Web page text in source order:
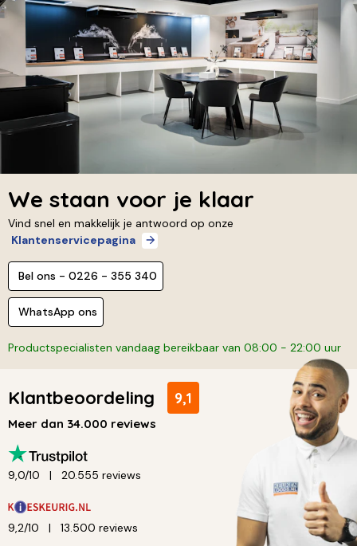
We staan voor je klaar
Vind snel en makkelijk je antwoord op onze
Klantenservicepagina
Bel ons - 0226 - 355 340
WhatsApp ons
Productspecialisten vandaag bereikbaar van 08:00 - 22:00 uur
Klantbeoordeling 9,1
Meer dan 34.000 reviews
9,0/10 20.555 reviews
9,2/10 13.500 reviews